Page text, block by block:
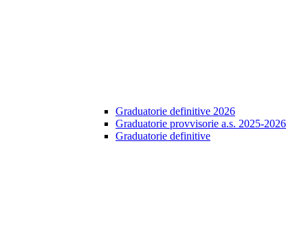
Graduatorie definitive 2026
Graduatorie provvisorie a.s. 2025-2026
Graduatorie definitive